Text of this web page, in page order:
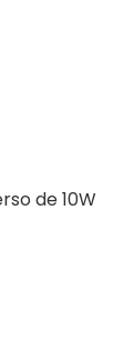
de 10W